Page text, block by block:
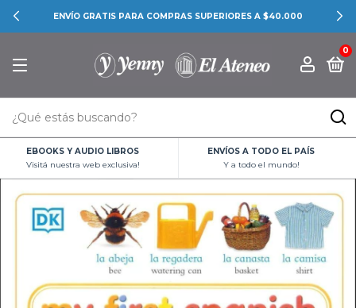
ENVÍO GRATIS PARA COMPRAS SUPERIORES A $40.000
0
EBOOKS Y AUDIO LIBROS
Visitá nuestra web exclusiva!
ENVÍOS A TODO EL PAÍS
Y a todo el mundo!